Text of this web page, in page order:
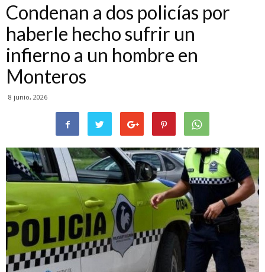
Condenan a dos policías por
haberle hecho sufrir un
infierno a un hombre en
Monteros
8 junio, 2026